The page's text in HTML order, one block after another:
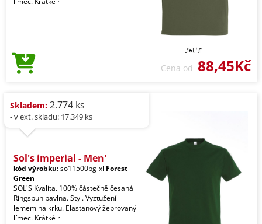
Cena od 88,45Kč
Skladem: 2.774 ks
- v ext. skladu: 17.349 ks
Sol's imperial - Men'
kód výrobku:so11500bg-xl Forest
Green
SOL'S Kvalita. 100% částečně česaná
Ringspun bavlna. Styl. Vyztužení
lemem na krku. Elastanový žebrovaný
límec. Krátké r